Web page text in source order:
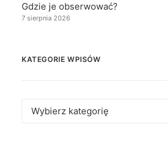
Gdzie je obserwować?
7 sierpnia 2026
KATEGORIE WPISÓW
Kategorie